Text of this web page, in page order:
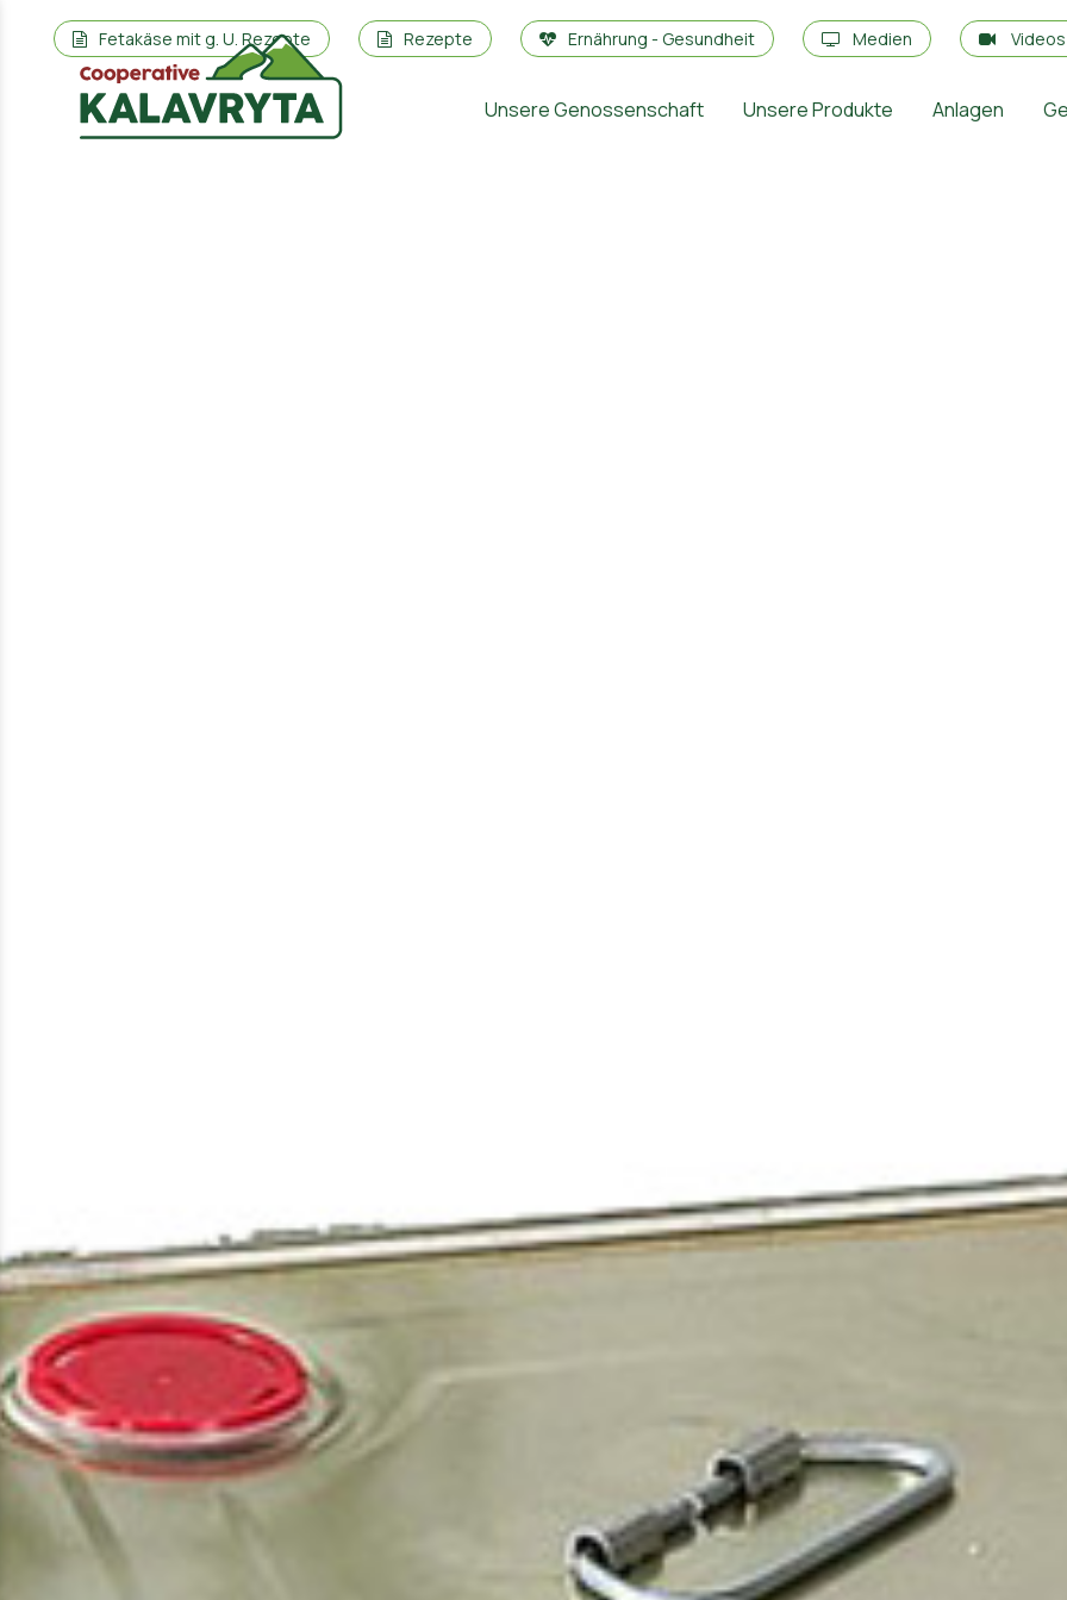
Fetakäse mit g. U. Rezepte Rezepte Ernährung - Gesundheit Medien
Unsere Genossenschaft Unsere Produkte Anlagen